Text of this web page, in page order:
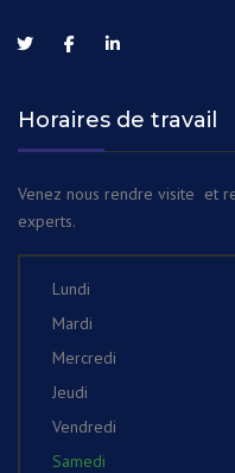
Horaires de travail
Venez nous rendre visite et
experts.
Lundi
Mardi
Mercredi
Jeudi
Vendredi
Samedi